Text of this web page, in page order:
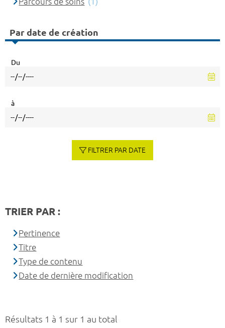
Résultats 1 à 1 sur 1 au total
Par date de création
Du
à
FILTRER PAR DATE
TRIER PAR :
Pertinence
Titre
Type de contenu
Date de dernière modification